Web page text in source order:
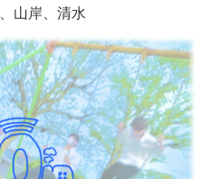
山岸、清水